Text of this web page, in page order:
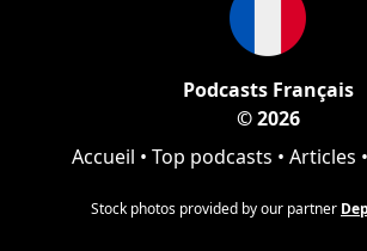
Podcasts Français
© 2026
Accueil • Top podcasts • Articles •
Stock photos provided by our partner